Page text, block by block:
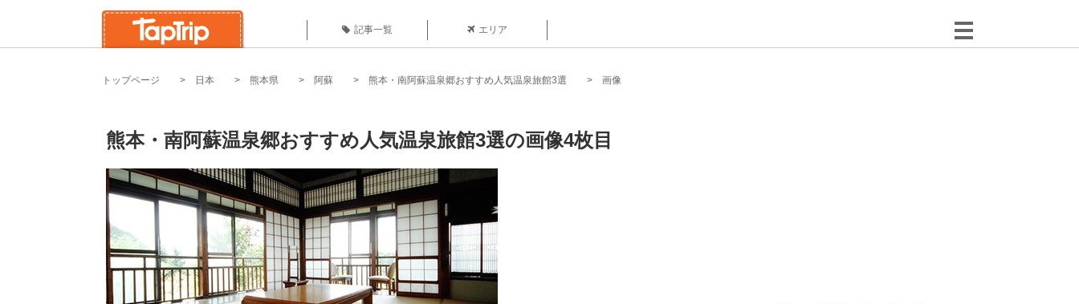
記事一覧 エリア
トップページ 日本 熊本県 阿蘇 熊本・南阿蘇温泉郷おすすめ人気温泉旅館3選 画像
熊本・南阿蘇温泉郷おすすめ人気温泉旅館3選の画像4枚目